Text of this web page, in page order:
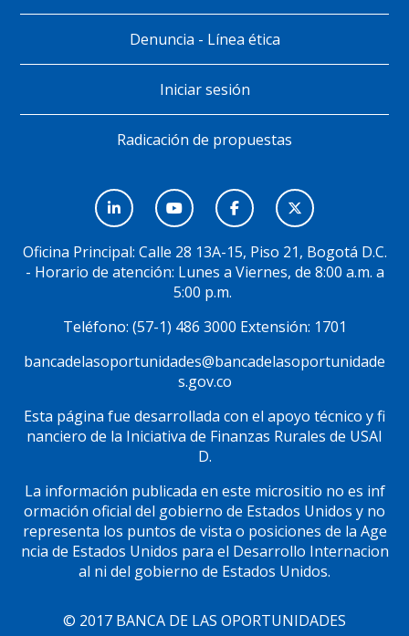
Denuncia - Línea ética
Iniciar sesión
Radicación de propuestas
Social
Oficina Principal: Calle 28 13A-15, Piso 21, Bogotá D.C.
- Horario de atención: Lunes a Viernes, de 8:00 a.m. a
5:00 p.m.
Teléfono: (57-1) 486 3000 Extensión: 1701
bancadelasoportunidades@bancadelasoportunidade
s.gov.co
Esta página fue desarrollada con el apoyo técnico y fi
nanciero de la Iniciativa de Finanzas Rurales de USAI
D.
La información publicada en este micrositio no es inf
ormación oficial del gobierno de Estados Unidos y no
representa los puntos de vista o posiciones de la Age
ncia de Estados Unidos para el Desarrollo Internacion
al ni del gobierno de Estados Unidos.
© 2017 BANCA DE LAS OPORTUNIDADES